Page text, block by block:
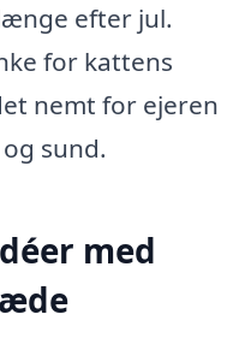
efter jul.
for kattens
nemt for ejeren
sund.
med